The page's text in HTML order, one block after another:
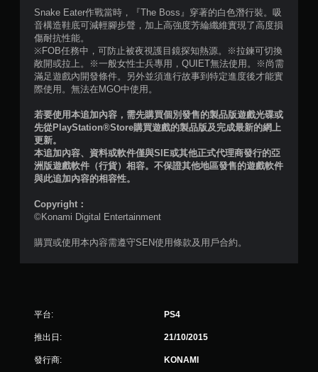
顆
）
共
2
4
Snake Eater作戰當時，『The Boss』穿著的白色潛行裝。吸
音構造鞋底可減輕腳步聲，加上高強度芳綸纖維實現了高度損
傷耐抗性能。
※FOB任務中，可防止被夜視護目鏡探知熱源。※拉鍊可切換
敞開或拉上。※一般女性士兵專用，QUIET無法使用。※尚需
滿足遊戲內開發條件。另外並須進行故事到特定進度後才能實
際使用。無法在MGO中使用。
若要使用本追加內容，需先購買個別發售的製品版遊戲光碟或
先從PlayStation®Store購買遊戲的製品版及完成最新的網上
更新。
本追加內容、資料或軟件僅與SIE或其他正式代理商發行的亞
洲版遊戲軟件（行貨）相容。不保證其他地區發售的遊戲軟件
與此追加內容的相容性。
Copyright：
©Konami Digital Entertainment
購買或使用本內容需遵守SEN使用條款及用戶合約。
平台: PS4
推出日: 21/10/2015
發行商: KONAMI